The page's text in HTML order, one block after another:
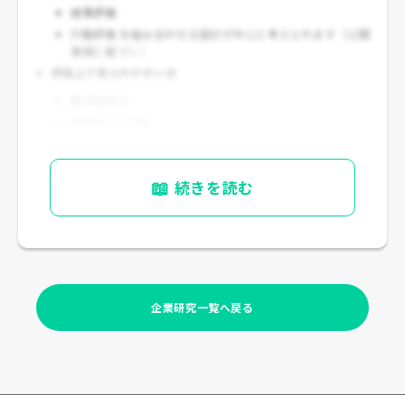
成果評価
行動評価 を組み合わせる設計が中心と考えられます（公開
情報に基づく）
向いている人
き方を好む人
📖 続きを読む
企業研究一覧へ戻る